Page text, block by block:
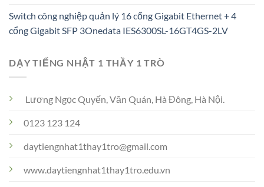
Switch công nghiệp quản lý 16 cổng Gigabit Ethernet + 4
cổng Gigabit SFP 3Onedata IES6300SL-16GT4GS-2LV
DẠY TIẾNG NHẬT 1 THẦY 1 TRÒ
Lương Ngọc Quyến, Văn Quán, Hà Đông, Hà Nội.
0123 123 124
daytiengnhat1thay1tro@gmail.com
www.daytiengnhat1thay1tro.edu.vn